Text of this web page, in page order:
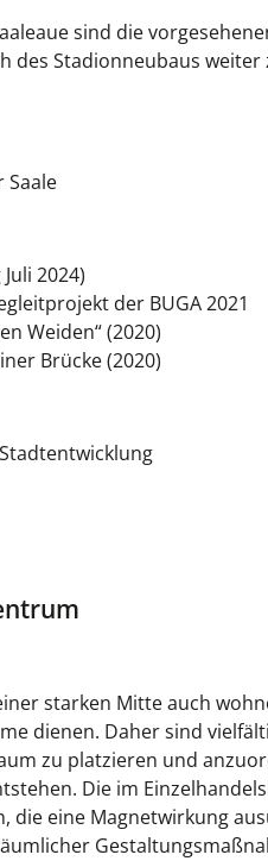
sind die
des Stadionneubaus
Saale
2024)
der BUGA 2021
Weiden“ (2020)
Brücke (2020)
starken Mitte auch
dienen. Daher sind
zu platzieren und
Die im
eine Magnetwirkung